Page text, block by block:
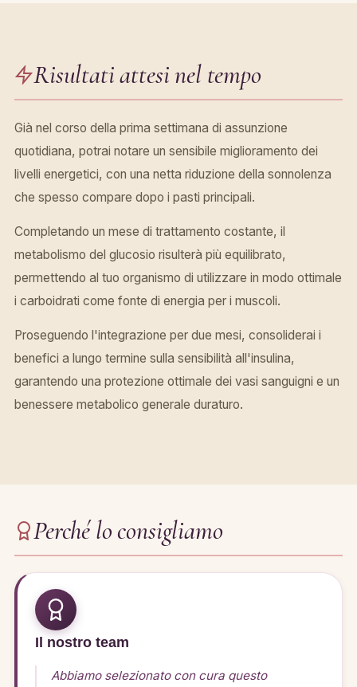
Risultati attesi nel tempo
Già nel corso della prima settimana di assunzione
quotidiana, potrai notare un sensibile miglioramento dei
livelli energetici, con una netta riduzione della sonnolenza
che spesso compare dopo i pasti principali.
Completando un mese di trattamento costante, il
metabolismo del glucosio risulterà più equilibrato,
permettendo al tuo organismo di utilizzare in modo ottimale
i carboidrati come fonte di energia per i muscoli.
Proseguendo l'integrazione per due mesi, consoliderai i
benefici a lungo termine sulla sensibilità all'insulina,
garantendo una protezione ottimale dei vasi sanguigni e un
benessere metabolico generale duraturo.
Perché lo consigliamo
Il nostro team
Abbiamo selezionato con cura questo